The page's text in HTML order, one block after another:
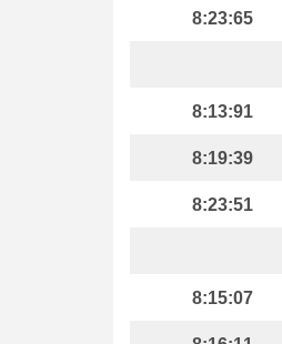
8:23:65
8:13:91
8:19:39
8:23:51
8:15:07